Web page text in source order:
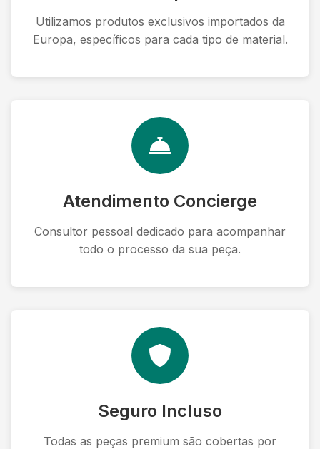
Utilizamos produtos exclusivos importados da
Europa, específicos para cada tipo de material.
Atendimento Concierge
Consultor pessoal dedicado para acompanhar
todo o processo da sua peça.
Seguro Incluso
Todas as peças premium são cobertas por